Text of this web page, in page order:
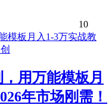
10
用万能模板月
年市场刚需！